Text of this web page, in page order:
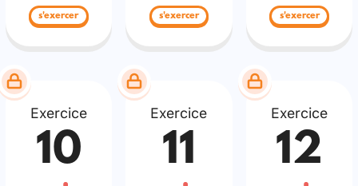
s'exercer s'exercer s'exercer
Exercice
10
Exercice
11
Exercice
12